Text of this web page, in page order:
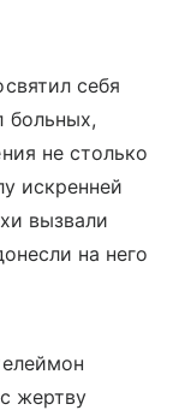
себя
больных,
не столько
искренней
вызвали
на него
жертву